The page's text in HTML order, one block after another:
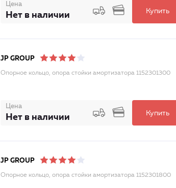
Цена
Нет в наличии Купить
JP GROUP
Опорное кольцо, опора стойки амортизатора 1152301300
Цена
Нет в наличии Купить
JP GROUP
Опорное кольцо, опора стойки амортизатора 1152301800